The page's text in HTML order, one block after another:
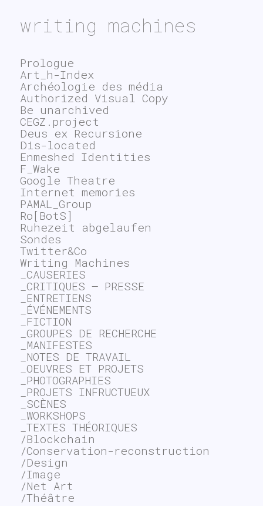
writing machines
Prologue
Art_h-Index
Archéologie des média
Authorized Visual Copy
Be unarchived
CEGZ.project
Deus ex Recursione
Dis-located
Enmeshed Identities
F_Wake
Google Theatre
Internet memories
PAMAL_Group
Ro[BotS]
Ruhezeit abgelaufen
Sondes
Twitter&Co
Writing Machines
_CAUSERIES
_CRITIQUES – PRESSE
_ENTRETIENS
_ÉVÉNEMENTS
_FICTION
_GROUPES DE RECHERCHE
_MANIFESTES
_NOTES DE TRAVAIL
_OEUVRES ET PROJETS
_PHOTOGRAPHIES
_PROJETS INFRUCTUEUX
_SCÈNES
_WORKSHOPS
_TEXTES THÉORIQUES
/Blockchain
/Conservation-reconstruction
/Design
/Image
/Net Art
/Théâtre